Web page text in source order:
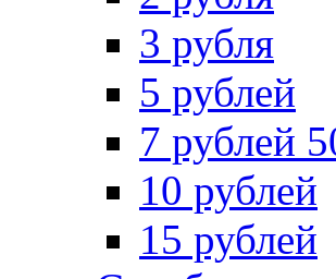
3 рубля
5 рублей
7 рублей
10 рублей
15 рублей